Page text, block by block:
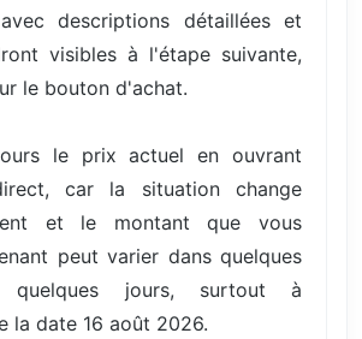
descriptions détaillées et
visibles à l'étape suivante,
le bouton d'achat.
le prix actuel en ouvrant
car la situation change
et le montant que vous
peut varier dans quelques
quelques jours, surtout à
la date 16 août 2026.